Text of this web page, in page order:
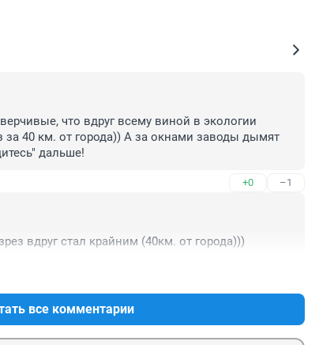
что вдруг всему виной в экологии
за 40 км. от города)) А за окнами заводы дымят
дальше!
+0 –1
вдруг стал крайним (40км. от города)))
все комментарии